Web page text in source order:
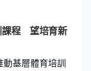
課程 望培育新
動基層體育培訓